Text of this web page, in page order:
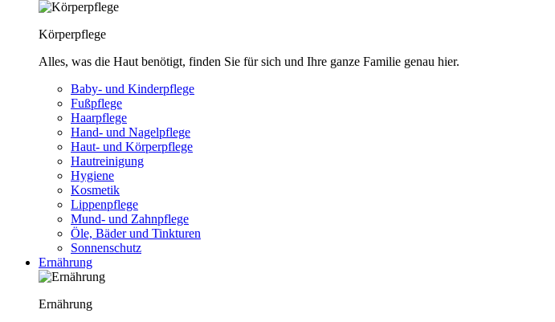
Körperpflege
Alles, was die Haut benötigt, finden Sie für sich und Ihre ganze Familie genau hier.
Baby- und Kinderpflege
Fußpflege
Haarpflege
Hand- und Nagelpflege
Haut- und Körperpflege
Hautreinigung
Hygiene
Kosmetik
Lippenpflege
Mund- und Zahnpflege
Öle, Bäder und Tinkturen
Sonnenschutz
Ernährung
Ernährung